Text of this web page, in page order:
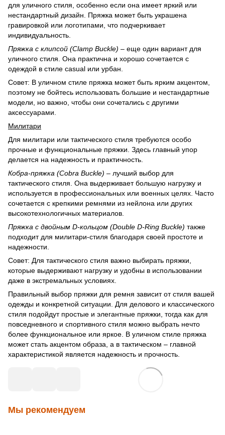
для уличного стиля, особенно если она имеет яркий или
нестандартный дизайн. Пряжка может быть украшена
гравировкой или логотипами, что подчеркивает
индивидуальность.
Пряжка с клипсой (Clamp Buckle) – еще один вариант для
уличного стиля. Она практична и хорошо сочетается с
одеждой в стиле casual или урбан.
Совет: В уличном стиле пряжка может быть ярким акцентом,
поэтому не бойтесь использовать большие и нестандартные
модели, но важно, чтобы они сочетались с другими
аксессуарами.
Милитари
Для милитари или тактического стиля требуются особо
прочные и функциональные пряжки. Здесь главный упор
делается на надежность и практичность.
Кобра-пряжка (Cobra Buckle) – лучший выбор для
тактического стиля. Она выдерживает большую нагрузку и
используется в профессиональных или военных целях. Часто
сочетается с крепкими ремнями из нейлона или других
высокотехнологичных материалов.
Пряжка с двойным D-кольцом (Double D-Ring Buckle) также
подходит для милитари-стиля благодаря своей простоте и
надежности.
Совет: Для тактического стиля важно выбирать пряжки,
которые выдерживают нагрузку и удобны в использовании
даже в экстремальных условиях.
Правильный выбор пряжки для ремня зависит от стиля вашей
одежды и конкретной ситуации. Для делового и классического
стиля подойдут простые и элегантные пряжки, тогда как для
повседневного и спортивного стиля можно выбрать нечто
более функциональное или яркое. В уличном стиле пряжка
может стать акцентом образа, а в тактическом – главной
характеристикой является надежность и прочность.
Мы рекомендуем